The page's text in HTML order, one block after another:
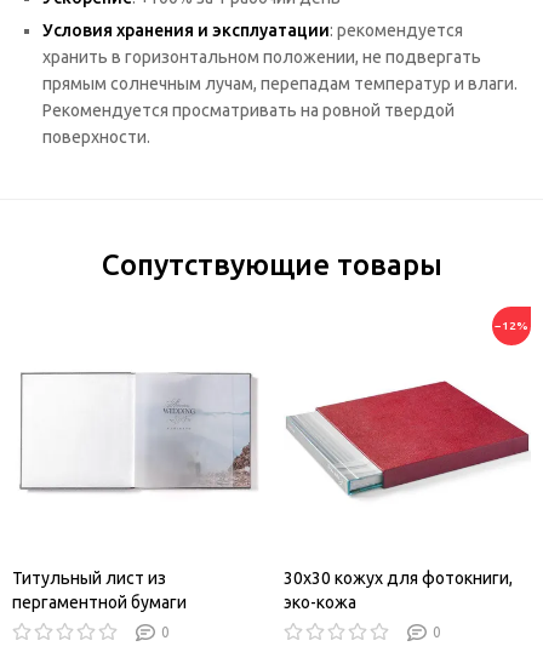
Условия хранения и эксплуатации: рекомендуется
хранить в горизонтальном положении, не подвергать
прямым солнечным лучам, перепадам температур и влаги.
Рекомендуется просматривать на ровной твердой
поверхности.
Сопутствующие товары
Титульный лист из
пергаментной бумаги
0
−12%
30х30 кожух для фотокниги,
эко-кожа
0